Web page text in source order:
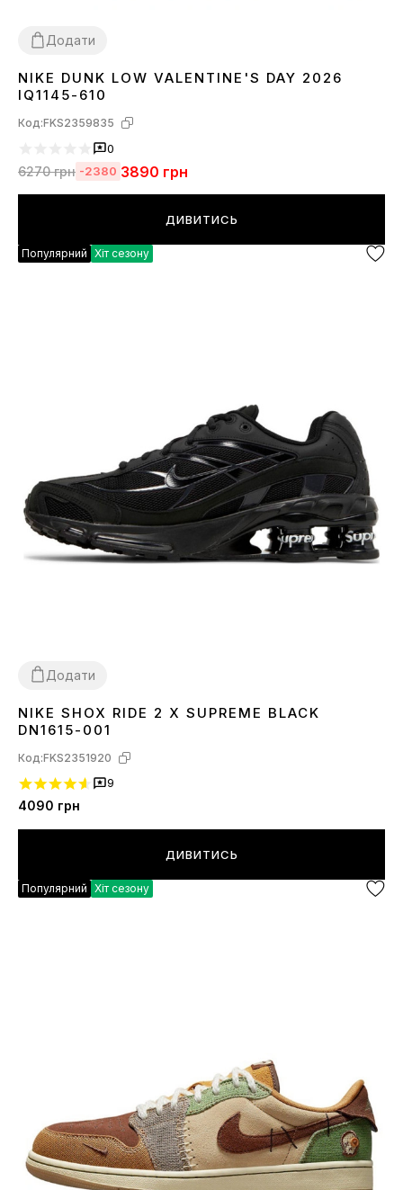
Додати
3637 384041 434445
NIKE DUNK LOW VALENTINE'S DAY 2026
IQ1145-610
Код:FKS2359835
0
6270грн -2380 3890 грн
ДИВИТИСЬ
Популярний Хіт сезону
Додати
3637 383940 414243 44 45
NIKE SHOX RIDE 2 X SUPREME BLACK
DN1615-001
Код:FKS2351920
9
4090 грн
ДИВИТИСЬ
Популярний Хіт сезону